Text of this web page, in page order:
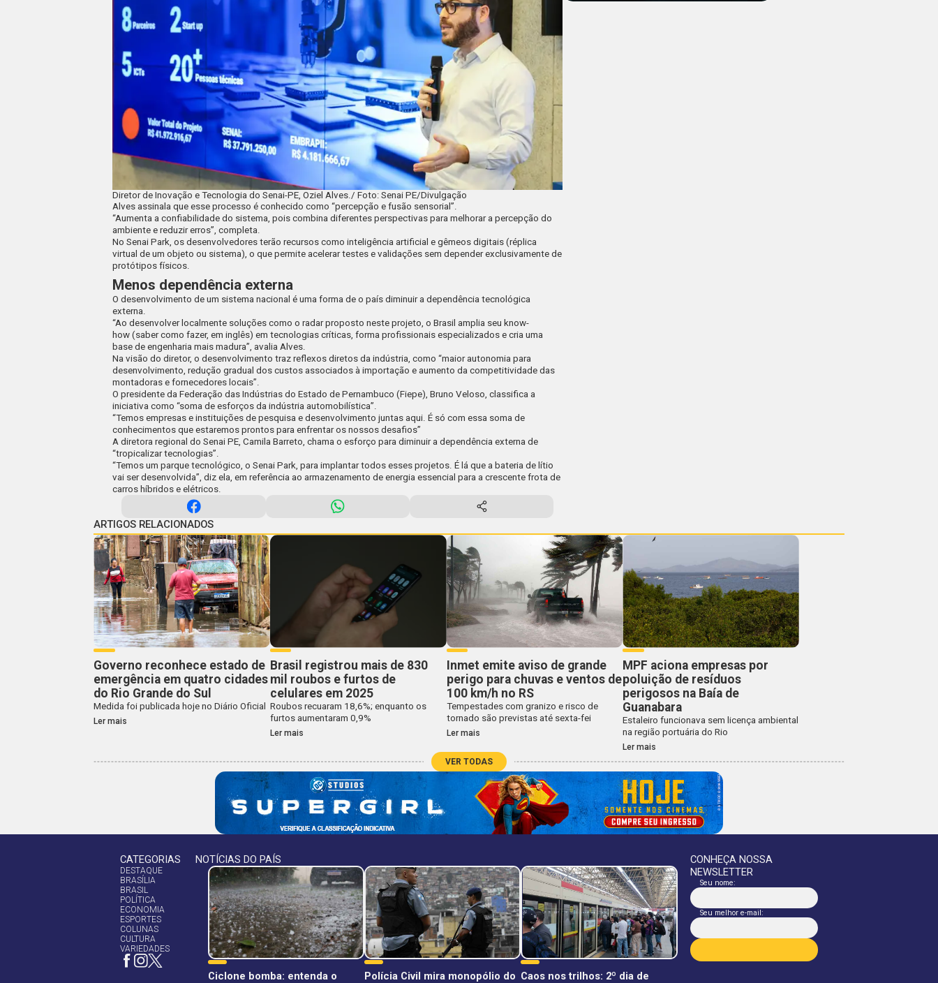
Diretor de Inovação e Tecnologia do Senai-PE, Oziel Alves./ Foto: Senai PE/Divulgação
Alves assinala que esse processo é conhecido como “percepção e fusão sensorial”.
“Aumenta a confiabilidade do sistema, pois combina diferentes perspectivas para melhorar a percepção do
ambiente e reduzir erros”, completa.
No Senai Park, os desenvolvedores terão recursos como inteligência artificial e gêmeos digitais (réplica
virtual de um objeto ou sistema), o que permite acelerar testes e validações sem depender exclusivamente de
protótipos físicos.
Menos dependência externa
O desenvolvimento de um sistema nacional é uma forma de o país diminuir a dependência tecnológica
externa.
“Ao desenvolver localmente soluções como o radar proposto neste projeto, o Brasil amplia seu know-
how (saber como fazer, em inglês) em tecnologias críticas, forma profissionais especializados e cria uma
base de engenharia mais madura”, avalia Alves.
Na visão do diretor, o desenvolvimento traz reflexos diretos da indústria, como “maior autonomia para
desenvolvimento, redução gradual dos custos associados à importação e aumento da competitividade das
montadoras e fornecedores locais”.
O presidente da Federação das Indústrias do Estado de Pernambuco (Fiepe), Bruno Veloso, classifica a
iniciativa como “soma de esforços da indústria automobilística”.
“Temos empresas e instituições de pesquisa e desenvolvimento juntas aqui. É só com essa soma de
conhecimentos que estaremos prontos para enfrentar os nossos desafios”
A diretora regional do Senai PE, Camila Barreto, chama o esforço para diminuir a dependência externa de
“tropicalizar tecnologias”.
“Temos um parque tecnológico, o Senai Park, para implantar todos esses projetos. É lá que a bateria de lítio
vai ser desenvolvida”, diz ela, em referência ao armazenamento de energia essencial para a crescente frota de
carros híbridos e elétricos.
ARTIGOS RELACIONADOS
Governo reconhece estado de
emergência em quatro cidades
do Rio Grande do Sul
Medida foi publicada hoje no Diário Oficial
Ler mais
Brasil registrou mais de 830
mil roubos e furtos de
celulares em 2025
Roubos recuaram 18,6%; enquanto os
furtos aumentaram 0,9%
Ler mais
Inmet emite aviso de grande
perigo para chuvas e ventos de
100 km/h no RS
Tempestades com granizo e risco de
tornado são previstas até sexta-fei
Ler mais
MPF aciona empresas por
poluição de resíduos
perigosos na Baía de
Guanabara
Estaleiro funcionava sem licença ambiental
na região portuária do Rio
Ler mais
VER TODAS
CATEGORIAS
DESTAQUE
BRASÍLIA
BRASIL
POLÍTICA
ECONOMIA
ESPORTES
COLUNAS
CULTURA
VARIEDADES
NOTÍCIAS DO PAÍS
Ciclone bomba: entenda o
Polícia Civil mira monopólio do Caos nos trilhos: 2º dia de
CONHEÇA NOSSA
NEWSLETTER
Seu nome:
Seu melhor e-mail: